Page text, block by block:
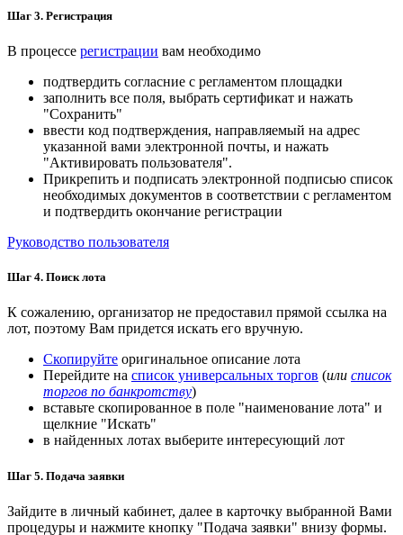
Шаг 3. Регистрация
В процессе регистрации вам необходимо
подтвердить согласние с регламентом площадки
заполнить все поля, выбрать сертификат и нажать
"Сохранить"
ввести код подтверждения, направляемый на адрес
указанной вами электронной почты, и нажать
"Активировать пользователя".
Прикрепить и подписать электронной подписью список
необходимых документов в соответствии с регламентом
и подтвердить окончание регистрации
Руководство пользователя
Шаг 4. Поиск лота
К сожалению, организатор не предоставил прямой ссылка на
лот, поэтому Вам придется искать его вручную.
Скопируйте оригинальное описание лота
Перейдите на список универсальных торгов (или список
торгов по банкротству)
вставьте скопированное в поле "наименование лота" и
щелкние "Искать"
в найденных лотах выберите интересующий лот
Шаг 5. Подача заявки
Зайдите в личный кабинет, далее в карточку выбранной Вами
процедуры и нажмите кнопку "Подача заявки" внизу формы.